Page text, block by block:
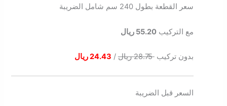
سعر القطعة بطول 240 سم شامل الضريبة
مع التركيب55.20 ريال
بدون تركيب28.75 ريال / 24.43 ريال
السعر قبل الضريبة